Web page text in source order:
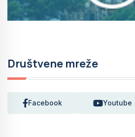
Društvene mreže
Facebook Youtube